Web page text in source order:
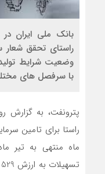
بانک ملی ایران
راستای تحقق شعار
وضعیت شرایط
با سرفصل های
پترونفت، به گزارش
راستا برای تامین